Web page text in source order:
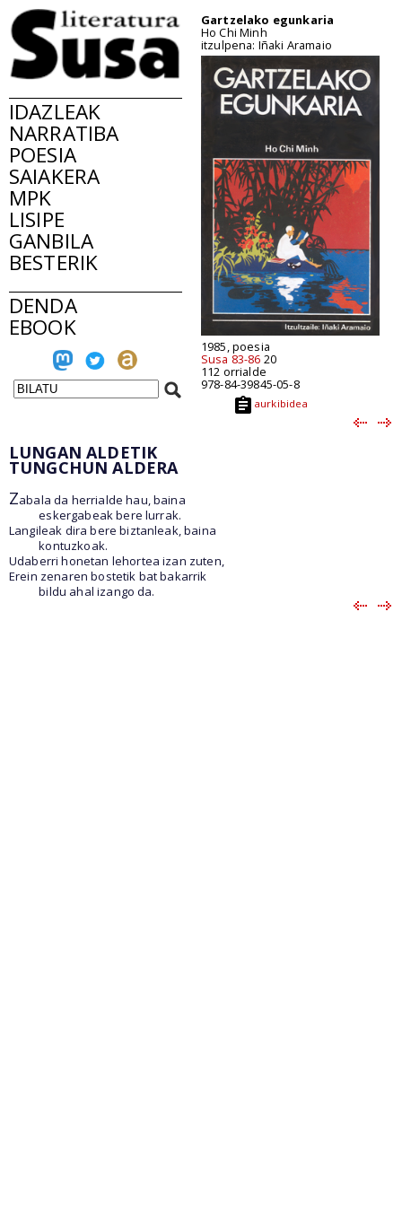
IDAZLEAK
NARRATIBA
POESIA
SAIAKERA
MPK
LISIPE
GANBILA
BESTERIK
DENDA
EBOOK
Gartzelako egunkaria
Ho Chi Minh
itzulpena: Iñaki Aramaio
1985, poesia
Susa 83-86 20
112 orrialde
978-84-39845-05-8
aurkibidea
LUNGAN ALDETIK
TUNGCHUN ALDERA
Zabala da herrialde hau, baina
eskergabeak bere lurrak.
Langileak dira bere biztanleak, baina
kontuzkoak.
Udaberri honetan lehortea izan zuten,
Erein zenaren bostetik bat bakarrik
bildu ahal izango da.